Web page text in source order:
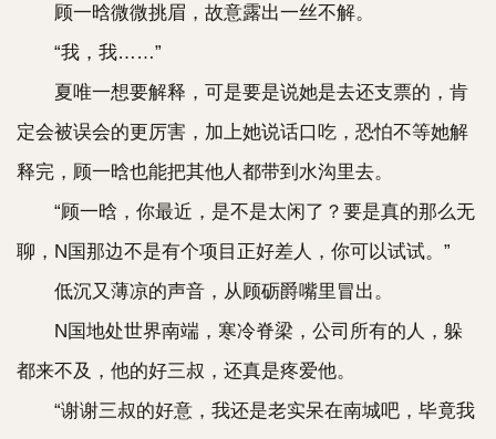
顾一晗微微挑眉，故意露出一丝不解。
“我，我……”
夏唯一想要解释，可是要是说她是去还支票的，肯
定会被误会的更厉害，加上她说话口吃，恐怕不等她解
释完，顾一晗也能把其他人都带到水沟里去。
“顾一晗，你最近，是不是太闲了？要是真的那么无
聊，N国那边不是有个项目正好差人，你可以试试。”
低沉又薄凉的声音，从顾砺爵嘴里冒出。
N国地处世界南端，寒冷脊梁，公司所有的人，躲
都来不及，他的好三叔，还真是疼爱他。
“谢谢三叔的好意，我还是老实呆在南城吧，毕竟我